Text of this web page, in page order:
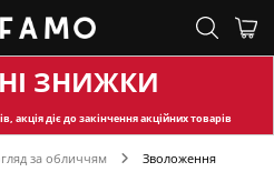
ЗНИЖКИ
акція діє до закінчення акційних товарів
за обличчям Зволоження